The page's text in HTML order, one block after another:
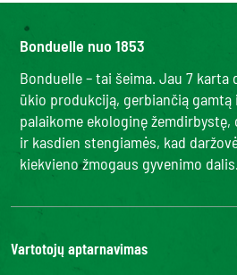
Bonduelle nuo 1853
Bonduelle – tai šeima. Jau 7 karta
ūkio produkciją, gerbiančią gamtą
palaikome ekologinę
ir kasdien stengiamės, kad
kiekvieno žmogaus gyvenimo dalis.
Vartotojų aptarnavimas